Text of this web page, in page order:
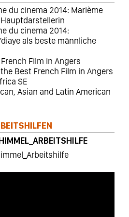
du cinema 2014: Marième
du cinema 2014:
als beste männliche
Film in Angers
Best French Film in Angers
SE
Asian and Latin American